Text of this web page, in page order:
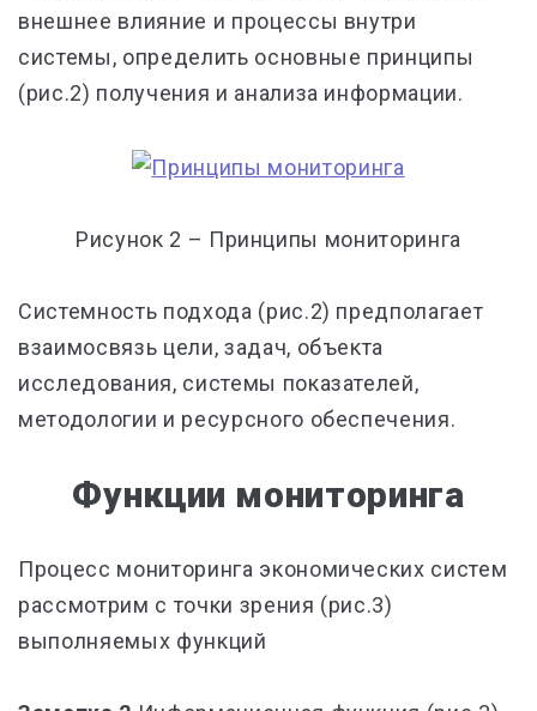
внешнее влияние и процессы внутри
системы, определить основные принципы
(рис.2) получения и анализа информации.
Рисунок 2 – Принципы мониторинга
Системность подхода (рис.2) предполагает
взаимосвязь цели, задач, объекта
исследования, системы показателей,
методологии и ресурсного обеспечения.
Функции мониторинга
Процесс мониторинга экономических систем
рассмотрим с точки зрения (рис.3)
выполняемых функций